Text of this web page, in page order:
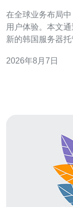
在全球业务布局
用户体验。本文
新的韩国服务器
购买参考。 测试环境包括：一台日本/中国大陆访问节点
2026年8月7日